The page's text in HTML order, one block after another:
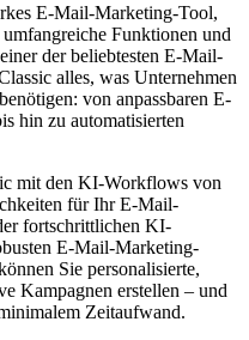
E-Mail-Marketing-Tool,
Funktionen und
der beliebtesten E-Mail-
alles, was Unternehmen
von anpassbaren E-
hin zu automatisierten
mit den KI-Workflows von
für Ihr E-Mail-
fortschrittlichen KI-
E-Mail-Marketing-
Sie personalisierte,
Kampagnen erstellen – und
Zeitaufwand.